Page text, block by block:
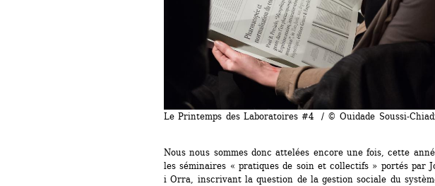
Le Printemps des Laboratoires #4 / © Ouidade Soussi-
Nous nous sommes donc attelées encore une fois, cette
les séminaires « pratiques de soin et collectifs » portés par
i Orra, inscrivant la question de la gestion sociale du